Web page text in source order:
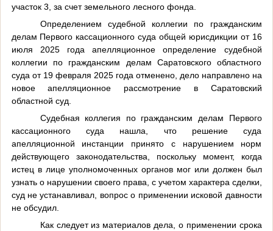
участок 3, за счет земельного лесного фонда.
Определением судебной коллегии по гражданским
делам Первого кассационного суда общей юрисдикции от 16
июля 2025 года апелляционное определение судебной
коллегии по гражданским делам Саратовского областного
суда от 19 февраля 2025 года отменено, дело направлено на
новое апелляционное рассмотрение в Саратовский
областной суд.
Судебная коллегия по гражданским делам Первого
кассационного суда нашла, что решение суда
апелляционной инстанции принято с нарушением норм
действующего законодательства, поскольку момент, когда
истец в лице уполномоченных органов мог или должен был
узнать о нарушении своего права, с учетом характера сделки,
суд не устанавливал, вопрос о применении исковой давности
не обсудил.
Как следует из материалов дела, о применении срока